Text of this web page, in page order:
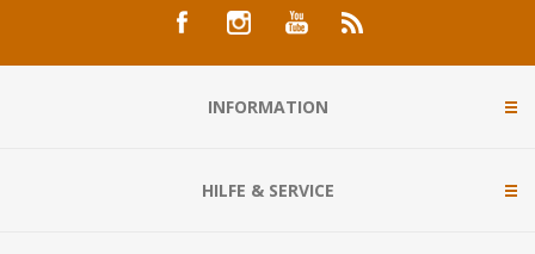
INFORMATION
HILFE & SERVICE